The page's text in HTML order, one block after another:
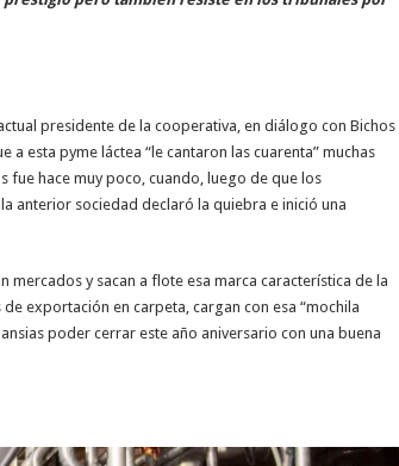
presidente de la cooperativa, en diálogo con Bichos
esta pyme láctea “le cantaron las cuarenta” muchas
fue hace muy poco, cuando, luego de que los
anterior sociedad declaró la quiebra e inició una
mercados y sacan a flote esa marca característica de la
exportación en carpeta, cargan con esa “mochila
poder cerrar este año aniversario con una buena